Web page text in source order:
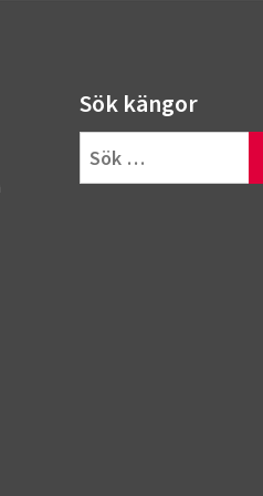
Sök kängor
efter: